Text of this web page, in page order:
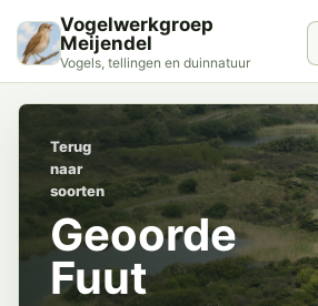
Vogelwerkgroep
Meijendel
Vogels, tellingen en duinnatuur
Terug
naar
soorten
Geoorde
Fuut